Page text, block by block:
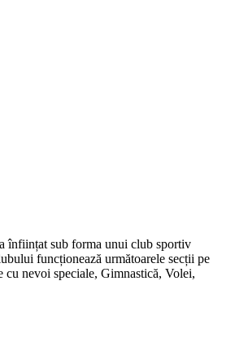
înființat sub forma unui club sportiv
funcționează următoarele secții pe
cu nevoi speciale, Gimnastică, Volei,